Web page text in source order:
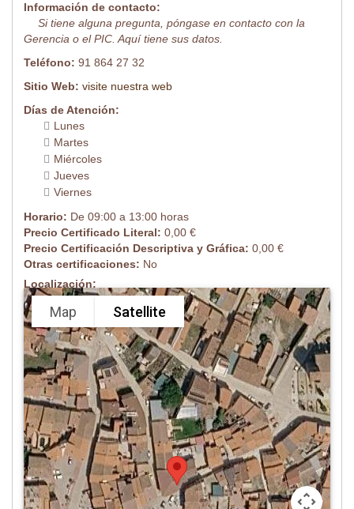
Información de contacto:
Si tiene alguna pregunta, póngase en contacto con la
Gerencia o el PIC. Aquí tiene sus datos.
Teléfono: 91 864 27 32
Sitio Web: visite nuestra web
Días de Atención:
Lunes
Martes
Miércoles
Jueves
Viernes
Horario: De 09:00 a 13:00 horas
Precio Certificado Literal: 0,00 €
Precio Certificación Descriptiva y Gráfica: 0,00 €
Otras certificaciones: No
Localización:
Map Satellite